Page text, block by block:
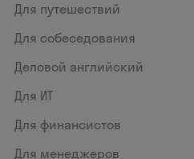
Для путешествий
Для собеседования
Деловой английский
Для ИТ
Для финансистов
Для менеджеров